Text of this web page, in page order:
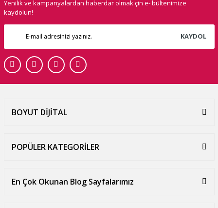
Yenilik ve kampanyalardan haberdar olmak çin e- bültenimize
kaydolun!
KAYDOL
BOYUT DİJİTAL
POPÜLER KATEGORİLER
En Çok Okunan Blog Sayfalarımız